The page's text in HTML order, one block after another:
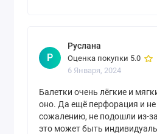
Р
Руслана
Оценка покупки 5.0
6 Января, 2024
Балетки очень лёгкие и
оно. Да ещё перфорация и не
сожалению, не подошли из-
это может быть